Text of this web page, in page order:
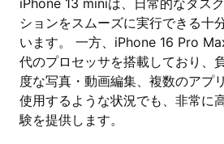
iPhone 13 miniは、日常的なタス
ションをスムーズに実行できる十
います。 一方、iPhone 16 Pro
代のプロセッサを搭載しており、
度な写真・動画編集、複数のアプ
使用するような状況でも、非常に
験を提供します。